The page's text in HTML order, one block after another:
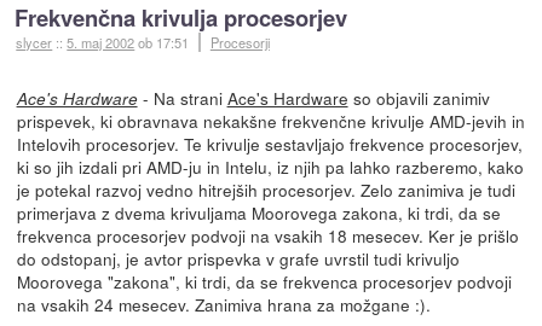
Frekvenčna krivulja procesorjev
slycer ::5. maj 2002ob 17:51 Procesorji
Ace's Hardware- Na strani Ace's Hardware so objavili zanimiv
prispevek, ki obravnava nekakšne frekvenčne krivulje AMD-jevih in
Intelovih procesorjev. Te krivulje sestavljajo frekvence procesorjev,
ki so jih izdali pri AMD-ju in Intelu, iz njih pa lahko razberemo, kako
je potekal razvoj vedno hitrejših procesorjev. Zelo zanimiva je tudi
primerjava z dvema krivuljama Moorovega zakona, ki trdi, da se
frekvenca procesorjev podvoji na vsakih 18 mesecev. Ker je prišlo
do odstopanj, je avtor prispevka v grafe uvrstil tudi krivuljo
Moorovega "zakona", ki trdi, da se frekvenca procesorjev podvoji
na vsakih 24 mesecev. Zanimiva hrana za možgane :).